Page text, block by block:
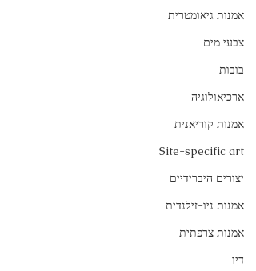
אמנות גיאומטרית
צבעי מים
בובות
ארכיאולוגיה
אמנות קוריאנית
Site-specific art
יצורים היברידיים
אמנות ניו-זילנדית
אמנות צרפתית
דיו